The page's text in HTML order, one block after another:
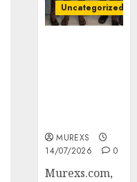
Uncategorized
MUREXS
14/07/2026
0
Murexs.com,